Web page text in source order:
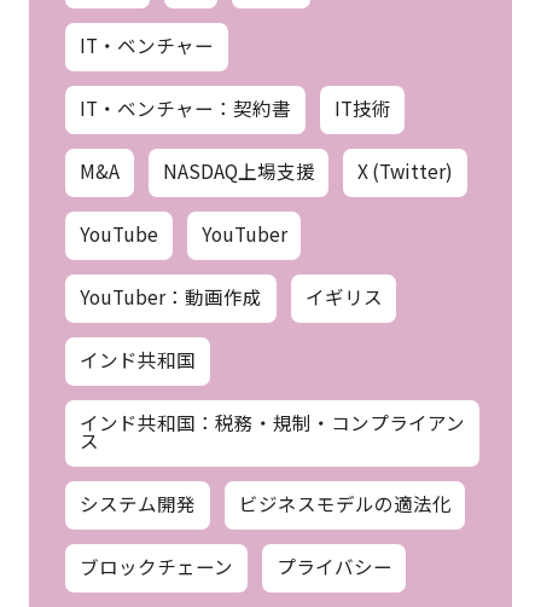
IT・ベンチャー
IT・ベンチャー：契約書 IT技術
M&A NASDAQ上場支援 X (Twitter)
YouTube YouTuber
YouTuber：動画作成 イギリス
インド共和国
インド共和国：税務・規制・コンプライアン
ス
システム開発 ビジネスモデルの適法化
ブロックチェーン プライバシー